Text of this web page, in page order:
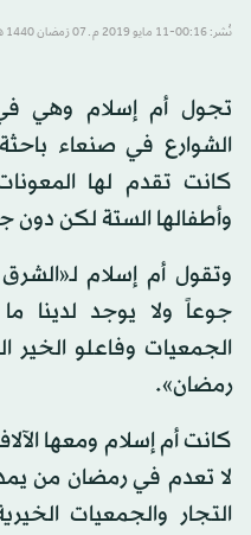
نُشر: 00:16-11 مايو 2019 م ـ 07 رَمضان 1440 هـ
تجول أم إسلام وهي
الشوارع في صنعاء
كانت تقدم لها
وأطفالها الستة لكن دون
وتقول أم إسلام
جوعاً ولا يوجد لدينا
الجمعيات وفاعلو الخير
رمضان».
كانت أم إسلام ومعها
لا تعدم في رمضان من
التجار والجمعيات